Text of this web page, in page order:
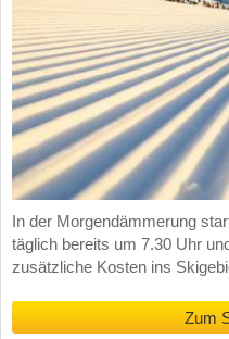
In der Morgendämmerung
täglich bereits um 7.30 Uhr
zusätzliche Kosten ins
Zum